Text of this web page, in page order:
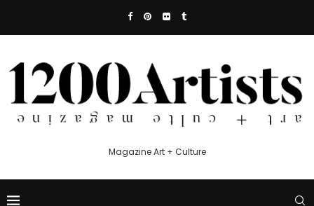
Magazine Art + Culture